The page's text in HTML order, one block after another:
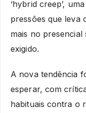
‘hybrid creep’,
pressões que leva
mais no presencial
exigido.
A nova tendência
esperar, com
habituais contra o